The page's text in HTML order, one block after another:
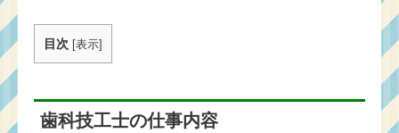
目次 [表示]
歯科技工士の仕事内容